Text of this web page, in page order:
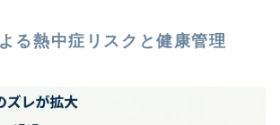
る熱中症リスクと健康管理